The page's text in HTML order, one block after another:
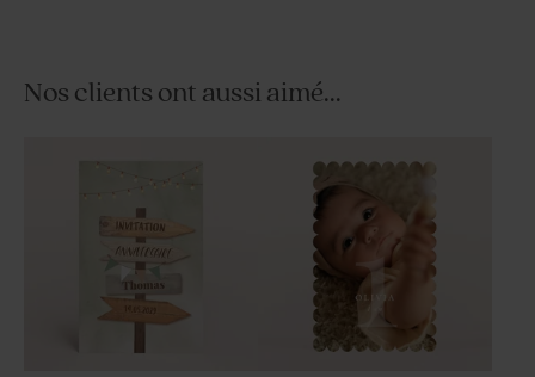
Nos clients ont aussi aimé...